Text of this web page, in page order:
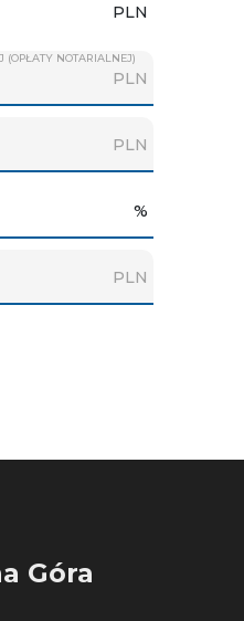
PLN
(OPŁATY NOTARIALNEJ)
PLN
PLN
%
PLN
Góra